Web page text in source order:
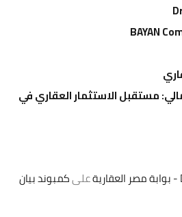
مستقبل الاستثمار العقاري في
علىكمبوند بيان